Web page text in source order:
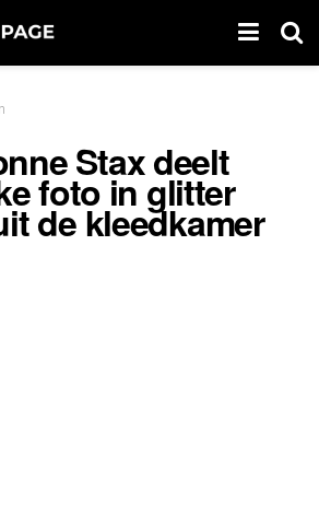
Stax deelt
foto in glitter
de kleedkamer